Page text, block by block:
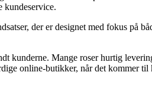
kundeservice.
der er designet med fokus
kunderne. Mange roser hurtig
online-butikker, når det kommer